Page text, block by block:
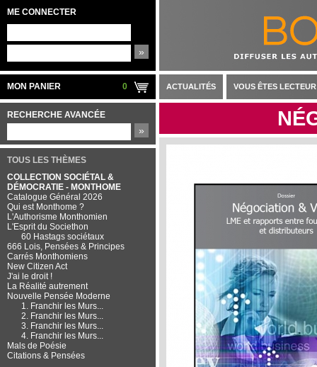
ME CONNECTER
»
MON PANIER 0
RECHERCHE AVANCÉE
»
TOUS LES THÈMES
COLLECTION SOCIÉTAL &
DÉMOCRATIE - MONTHOME
Catalogue Général 2026
Qui est Monthome ?
L'Authorisme Monthomien
L'Esprit du Societhon
60 Hastags sociétaux
666 Lois, Pensées & Principes
Carrés Monthomiens
New Citizen Act
J'ai le droit !
La Réalité autrement
Nouvelle Pensée Moderne
1. Franchir les Murs...
2. Franchir les Murs...
3. Franchir les Murs...
4. Franchir les Murs...
Mals de Poésie
Citations & Pensées
ACTUALITÉS VOUS ÊTES LECTEUR